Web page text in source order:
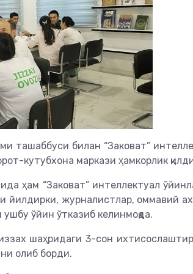
ташаббуси билан “Заковат”
кутубхона маркази ҳамкорлик
ҳам “Заковат” интеллектуал
журналистлар, оммавий
ўйин ўтказиб келинмоқда.
шаҳридаги 3-сон
олиб борди.